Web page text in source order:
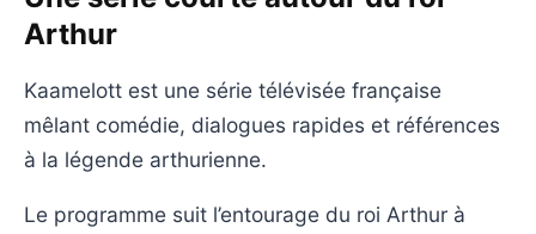
Arthur
Kaamelott est une série télévisée française
mêlant comédie, dialogues rapides et références
à la légende arthurienne.
Le programme suit l’entourage du roi Arthur à